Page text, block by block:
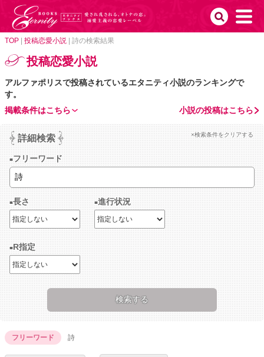
TOP 投稿恋愛小説 詩の検索結果
投稿恋愛小説
アルファポリスで投稿されているエタニティ小説のランキングで
す。
小説の投稿はこちら
掲載条件はこちら
詳細検索 ×検索条件をクリアする
フリーワード
長さ 進行状況
R指定
フリーワード 詩